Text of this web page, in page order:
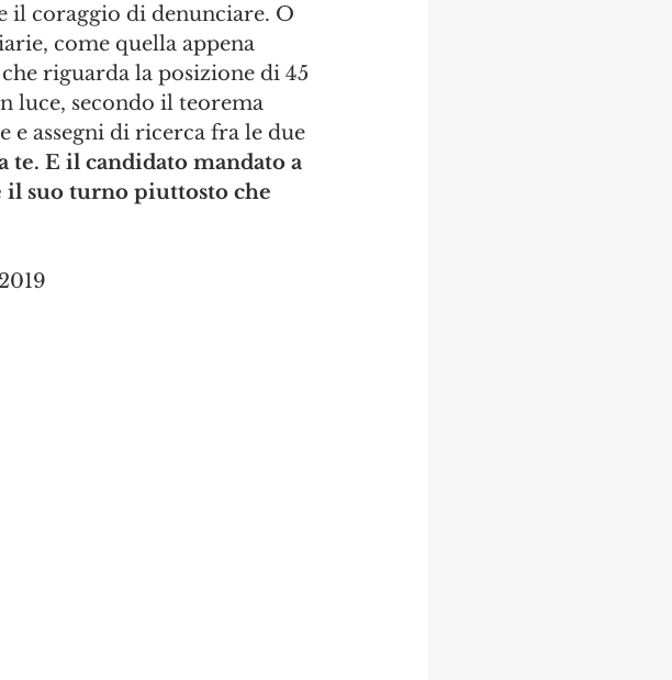
il coraggio di denunciare. O
come quella appena
riguarda la posizione di 45
luce, secondo il teorema
assegni di ricerca fra le due
te. E il candidato mandato a
il suo turno piuttosto che